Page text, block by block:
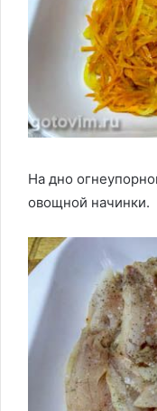
На дно
овощной начинки.